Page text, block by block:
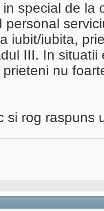
special de la
personal
iubit/iubita,
III. In
nu
si rog raspuns